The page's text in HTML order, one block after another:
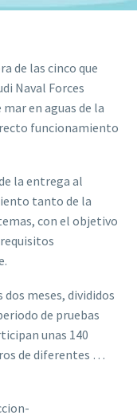
de las cinco que
Naval Forces
en aguas de la
funcionamiento
la entrega al
tanto de la
con el objetivo
meses, divididos
de pruebas
unas 140
de diferentes …